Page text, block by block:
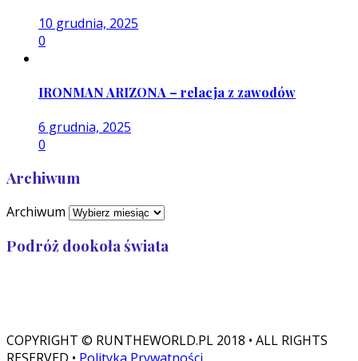
10 grudnia, 2025
0
IRONMAN ARIZONA – relacja z zawodów
6 grudnia, 2025
0
Archiwum
Archiwum
Podróż dookoła świata
COPYRIGHT © RUNTHEWORLD.PL 2018 • ALL RIGHTS
RESERVED • Polityka Prywatności